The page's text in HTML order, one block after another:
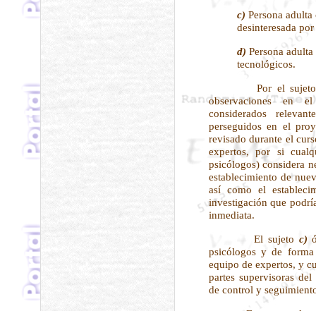
c) Persona
desinteresada
d) Persona
tecnológicos.
Por el
observaciones en
considerados
perseguidos en el
revisado durante el
expertos, por si
psicólogos) considera
establecimiento de
así como el
investigación que
inmediata.
El sujeto c)
psicólogos y de
equipo de expertos, y
partes supervisoras
de control y